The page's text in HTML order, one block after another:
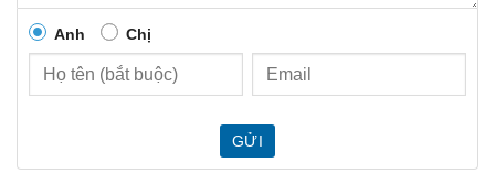
Anh Chị
GỬI